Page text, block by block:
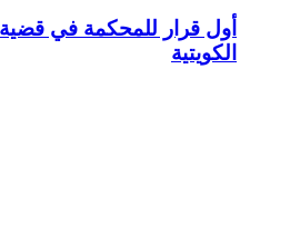
أول قرار للمحكمة في
الكويتية